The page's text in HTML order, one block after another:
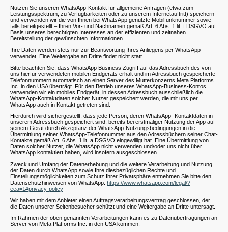
Nutzen Sie unseren WhatsApp-Kontakt für allgemeine Anfragen (etwa zum
Leistungsspektrum, zu Verfügbarkeiten oder zu unserem Internetauftritt) speichern
und verwenden wir die von Ihnen bei WhatsApp genutzte Mobilfunknummer sowie –
falls bereitgestellt – Ihren Vor- und Nachnamen gemäß Art. 6 Abs. 1 lit. f DSGVO auf
Basis unseres berechtigten Interesses an der effizienten und zeitnahen
Bereitstellung der gewünschten Informationen.
Ihre Daten werden stets nur zur Beantwortung Ihres Anliegens per WhatsApp
verwendet. Eine Weitergabe an Dritte findet nicht statt.
Bitte beachten Sie, dass WhatsApp Business Zugriff auf das Adressbuch des von
uns hierfür verwendeten mobilen Endgeräts erhält und im Adressbuch gespeicherte
Telefonnummern automatisch an einen Server des Mutterkonzerns Meta Platforms
Inc. in den USA überträgt. Für den Betrieb unseres WhatsApp-Business-Kontos
verwenden wir ein mobiles Endgerät, in dessen Adressbuch ausschließlich die
WhatsApp-Kontaktdaten solcher Nutzer gespeichert werden, die mit uns per
WhatsApp auch in Kontakt getreten sind.
Hierdurch wird sichergestellt, dass jede Person, deren WhatsApp- Kontaktdaten in
unserem Adressbuch gespeichert sind, bereits bei erstmaliger Nutzung der App auf
seinem Gerät durch Akzeptanz der WhatsApp-Nutzungsbedingungen in die
Übermittlung seiner WhatsApp-Telefonnummer aus den Adressbüchern seiner Chat-
Kontakte gemäß Art. 6 Abs. 1 lit. a DSGVO eingewilligt hat. Eine Übermittlung von
Daten solcher Nutzer, die WhatsApp nicht verwenden und/oder uns nicht über
WhatsApp kontaktiert haben, wird insofern ausgeschlossen.
Zweck und Umfang der Datenerhebung und die weitere Verarbeitung und Nutzung
der Daten durch WhatsApp sowie Ihre diesbezüglichen Rechte und
Einstellungsmöglichkeiten zum Schutz Ihrer Privatsphäre entnehmen Sie bitte den
Datenschutzhinweisen von WhatsApp: https://www.whatsapp.com/legal/?
eea=1#privacy-policy
Wir haben mit dem Anbieter einen Auftragsverarbeitungsvertrag geschlossen, der
die Daten unserer Seitenbesucher schützt und eine Weitergabe an Dritte untersagt.
Im Rahmen der oben genannten Verarbeitungen kann es zu Datenübertragungen an
Server von Meta Platforms Inc. in den USA kommen.